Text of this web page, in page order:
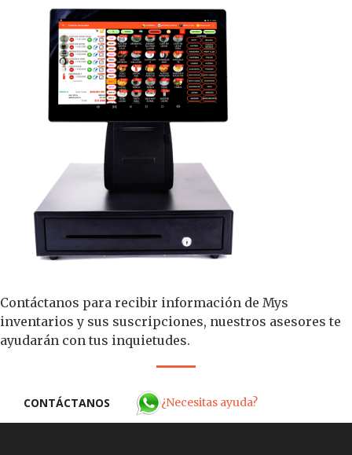
Contáctanos para recibir información de Mys
inventarios y sus suscripciones, nuestros asesores te
ayudarán con tus inquietudes.
CONTÁCTANOS ¿Necesitas ayuda?